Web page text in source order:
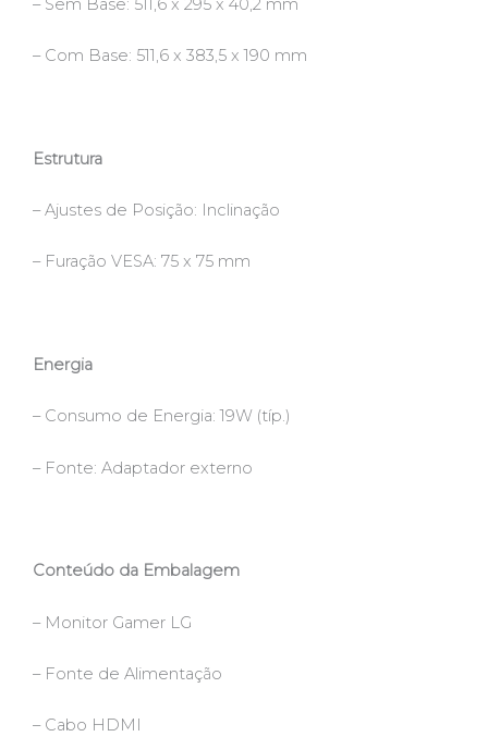
– Com Base: 511,6 x 383,5 x 190 mm
Estrutura
– Ajustes de Posição: Inclinação
– Furação VESA: 75 x 75 mm
Energia
– Consumo de Energia: 19W (típ.)
– Fonte: Adaptador externo
Conteúdo da Embalagem
– Monitor Gamer LG
– Fonte de Alimentação
– Cabo HDMI